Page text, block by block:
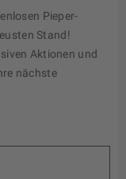
Pieper-
Stand!
Aktionen und
nächste